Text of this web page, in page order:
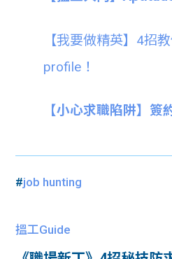
【我要做精英】4招
profile！
【小心求職陷阱】簽
#job hunting
搵工Guide